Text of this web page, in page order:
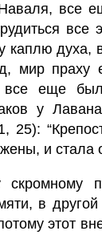
все
все
каплю
мир праху
все еще
у
25):
и
скромному
в
этот